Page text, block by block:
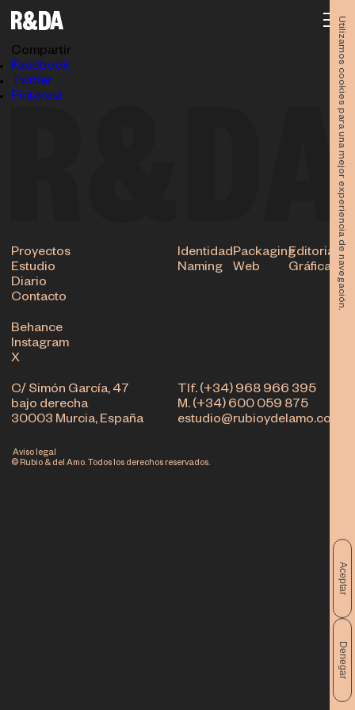
Utilizamos cookies para una mejor experiencia de navegación.
Aceptar
Denegar
30.01.2018
Compartir
Facebook
Twitter
Pinterest
Tlf. (+34) 968 966 395
M. (+34) 600 059 875
estudio@rubioydelamo.com
C/ Simón García, 47
bajo derecha
30003 Murcia, España
Proyectos
Estudio
Diario
Contacto
IdentidadPackagingEditorial
Naming
Web Gráfica
Behance
Instagram
X
© Rubio & del Amo. Todos los derechos reservados.
Aviso legal